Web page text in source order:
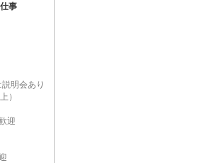
事
明会あり
）
迎